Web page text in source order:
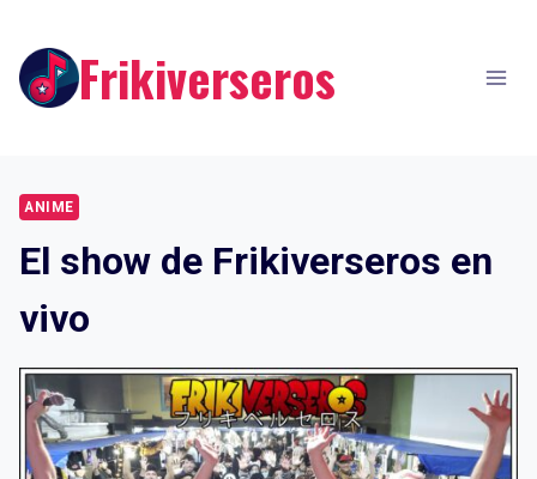
content Frikiverseros
ANIME
El show de Frikiverseros en
vivo